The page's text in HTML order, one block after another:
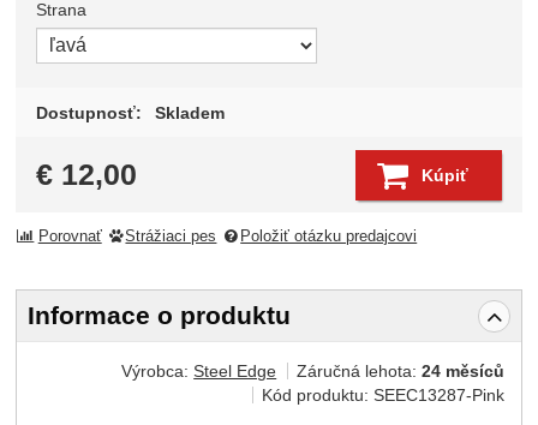
Zvoľte variant
Strana
Dostupnosť: Skladem
€ 12,00 Kúpiť
Porovnať Strážiaci pes Položiť otázku predajcovi
Informace o produktu
Výrobca:Steel Edge Záručná lehota:24 měsíců
Kód produktu:SEEC13287-Pink